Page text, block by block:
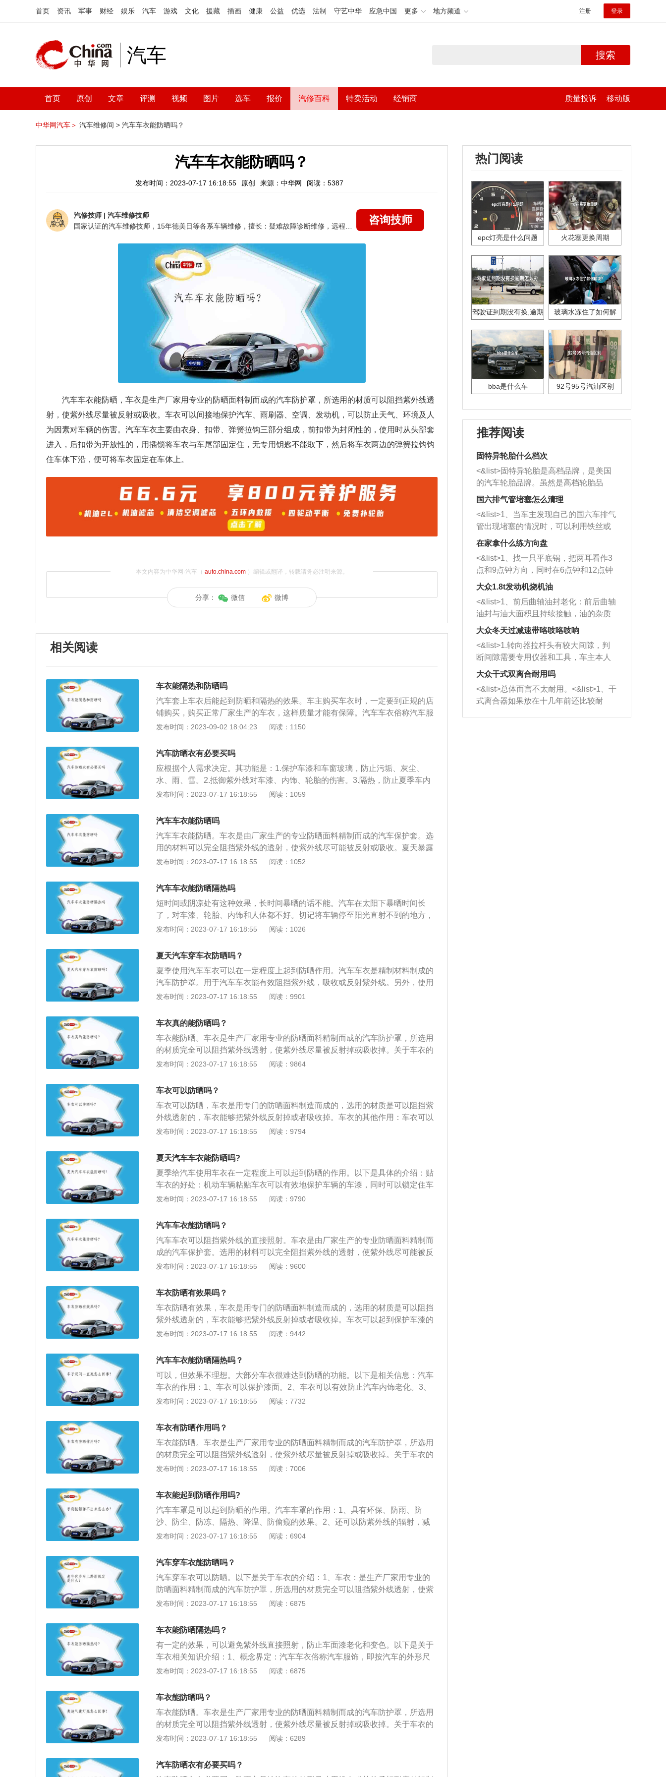
首页 资讯 军事 财经 娱乐 汽车 游戏 文化 援藏 插画 健康 公益 优选 法制 守艺中华 应急中国 更多 地方频道 注册 登录
汽车 搜索
首页 原创 文章 评测 视频 图片 选车 报价 汽修百科 特卖活动 经销商 质量投诉 移动版
中华网汽车＞ 汽车维修间 > 汽车车衣能防晒吗？
汽车车衣能防晒吗？
发布时间：2023-07-17 16:18:55 原创 来源：中华网 阅读：5387
汽修技师 | 汽车维修技师
咨询技师
汽车车衣能防晒，车衣是生产厂家用专业的防晒面料制而成的汽车防护罩，所选用的材质可以阻挡紫外线透
射，使紫外线尽量被反射或吸收。车衣可以间接地保护汽车、雨刷器、空调、发动机，可以防止天气、环境及人
为因素对车辆的伤害。汽车车衣主要由衣身、扣带、弹簧拉钩三部分组成，前扣带为封闭性的，使用时从头部套
进入，后扣带为开放性的，用插锁将车衣与车尾部固定住，无专用钥匙不能取下，然后将车衣两边的弹簧拉钩钩
住车体下沿，便可将车衣固定在车体上。
本文内容为中华网·汽车（ auto.china.com）编辑或翻译，转载请务必注明来源。
分享： 微信 微博
相关阅读
车衣能隔热和防晒吗
汽车套上车衣后能起到防晒和隔热的效果。车主购买车衣时，一定要到正规的店
铺购买，购买正常厂家生产的车衣，这样质量才能有保障。汽车车衣俗称汽车服
饰，即按汽车的外形尺寸用凡布或其它柔韧耐磨材料制作的外罩衣，汽车的防护
衣能够延长车漆使用寿命，使车漆光亮如新。车衣的优点：1、防脏。2、防灰。
3、防水、雨、雪。4、抵抗紫外线对车漆/内饰/轮胎等的损害。5、一定程度上隔
热，夏天防止车内温度过高。6、避免行人或是小孩用刮伤爱车。车衣的缺点：
车衣，使用起来麻烦，一脏了之后，用起来很不方便，覆盖与回收单人不易完
成；盖上车衣后整个汽车严严捂在里面，缺乏空气流动性，导致局部湿度加大。
发布时间：2023-09-02 18:04:23 阅读：1150
汽车防晒衣有必要买吗
应根据个人需求决定。其功能是：1.保护车漆和车窗玻璃，防止污垢、灰尘、
水、雨、雪。2.抵御紫外线对车漆、内饰、轮胎的伤害。3.隔热，防止夏季车内
温度过高。4.避免行人或儿童划伤油漆，延长油漆的使用寿命。防晒衣是根据汽
夏季汽车防晒的方法如下：1.停车防晒：停车时选择地下车库或阴凉通风处。2.
汽车打蜡防晒：含有紫外线反射剂的高分子结构漆面护理剂和含有特殊成分的固
化剂能起到抗紫外线的作用。3.使用遮阳产品防晒：使用遮阳伞、侧窗静态太阳
能贴、遮阳网，减少阳光直射。
发布时间：2023-07-17 16:18:55 阅读：1059
汽车车衣能防晒吗
汽车车衣能防晒。车衣是由厂家生产的专业防晒面料精制而成的汽车保护套。选
用的材料可以完全阻挡紫外线的透射，使紫外线尽可能被反射或吸收。夏天暴露
在阳光下对车漆有很大的损害。车衣可以帮助停放在户外的汽车抵御紫外线、阳
雨雪，抵抗紫外线对油漆等的损害。覆盖车衣需要时间。其实夏天也可以给车盖
衣服，但是要分时间，不要在太阳底下给车盖衣服，这样对车更不好。晚上一般
建议把车衣盖上，这样可以防尘。但是，不要在白天阳光好的时候盖车衣，这样
容易造成汽车发动机过热或者汽车快速升温。及时盖好车衣。车辆不能一直用衣
服盖着。覆盖车衣要分材质和功能。目前车衣的材质很多，不同材质的车衣有不
衣服，能更好的保护爱车。不能在有保温或透水性的夏季使用。同时要注意车衣
的材质，要防火、防水、耐腐蚀，这样才能更好的保护车子。盖车衣要根据车辆
的使用情况和天气情况综合判断。其实盖住车衣挺麻烦的。这辆车的尺寸比较
用车辆，不建议用衣服遮盖车辆，但如果长时间不使用车辆，可以用衣服遮盖。
发布时间：2023-07-17 16:18:55 阅读：1052
汽车车衣能防晒隔热吗
短时间或阴凉处有这种效果，长时间暴晒的话不能。汽车在太阳下暴晒时间长
了，对车漆、轮胎、内饰和人体都不好。切记将车辆停至阳光直射不到的地方，
否则由于车衣的遮盖，将会使汽车温度异常升高，从而对漆面甚至是内饰造成影
状态下套车套，毕竟车衣内部相对比较封闭，不透风不透水，这样容易造成发动
机因难以散热而损伤。夏天在阴凉处，盖上车衣，不仅能够起到一定的防晒和防
尘作用，而且还能避免一些像鸟粪和虫胶这种有害物质附在车漆上面，可以说是
非常管用的。但也有朋友觉得夏天罩车衣相当于把车捂住，这样骑车内部会更
闷。如果觉得车套不透气，可以选择使用带有支架的车衣，不仅能够避免布面和
发布时间：2023-07-17 16:18:55 阅读：1026
夏天汽车穿车衣防晒吗？
夏季使用汽车车衣可以在一定程度上起到防晒作用。汽车车衣是精制材料制成的
汽车防护罩。用于汽车车衣能有效阻挡紫外线，吸收或反射紫外线。另外，使用
汽车车衣还可以保护汽车的漆面。车衣能有效防止车内部件老化。夏季，车内温
对可接受的温度。如果你不使用汽车车衣，高温会损坏汽车零件或老化。汽车车
衣分为多种材料。不同材质的汽车服具有不同的功能。在夏季，应使用耐雨水和
水腐蚀的车衣，这样可以更好的保护车漆。
发布时间：2023-07-17 16:18:55 阅读：9901
车衣真的能防晒吗？
车衣能防晒。车衣是生产厂家用专业的防晒面料精制而成的汽车防护罩，所选用
的材质完全可以阻挡紫外线透射，使紫外线尽量被反射掉或吸收掉。关于车衣的
更多作用如下：1、车衣可以有效防止汽车内饰老化。在夏天，汽车室内温度可
较能够接受的温度。2、车衣可以因温度得到控制进而提升汽车零部件的使用寿
命。车衣可以保护车漆、保护雨刷器、保护空调、保护发动机等汽车配件。
发布时间：2023-07-17 16:18:55 阅读：9864
车衣可以防晒吗？
车衣可以防晒，车衣是用专门的防晒面料制造而成的，选用的材质是可以阻挡紫
外线透射的，车衣能够把紫外线反射掉或者吸收掉。车衣的其他作用：车衣可以
起到保护车漆的作用，还可以防止汽车内饰以及轮胎因紫外线的透射加速老化；
盗作用；可以阻燃、防止烟花或炮竹打到车身，对车身造成破坏。车衣的种类：
单涂层车衣：这种车衣防尘和防晒的效果很好，由于这种车衣银色的配色，所以
对于防紫外线具有很好的效果。这种车衣质量比较轻，为1kg，不过使用寿命略
短，为2年，而且这种车衣不防雨，不防刮。双涂阻燃材质车衣：双涂阻燃材质
车衣可以防晒，防尘，防雨，防刮以及阻燃。这种车衣的面料采用的是车衣热覆
成。所以这种车衣的使用寿命比较长，一般可以达到三年以上，整体车衣质量也
不算太重，为1.5kg。纳米材质车衣：由纳米阻燃材质打造的车衣，可以很好地起
到防尘，防晒，防雨，防刮以及阻燃的作用，效果出众。同时这套车衣的质量也
发布时间：2023-07-17 16:18:55 阅读：9794
夏天汽车车衣能防晒吗?
夏季给汽车使用车衣在一定程度上可以起到防晒的作用。以下是具体的介绍：贴
车衣的好处：机动车辆粘贴车衣可以有效地保护车辆的车漆，同时可以锁定住车
漆不受到阳光直射而出现掉色，同时还能够避免划痕的出现，在机动车辆出现小
要去洗车，漆面保护膜和车子漆面有合胶链的过程，在还完全胶链的情况下洗
车，会使接缝边角的包边处进水，再加上洗车一般是高压喷冲，这个在外力的作
用下，有可能造成车衣移位或翘边，甚至是完全被扯起。
发布时间：2023-07-17 16:18:55 阅读：9790
汽车车衣能防晒吗？
汽车车衣可以阻挡紫外线的直接照射。车衣是由厂家生产的专业防晒面料精制而
成的汽车保护套。选用的材料可以完全阻挡紫外线的透射，使紫外线尽可能被反
射或吸收。夏天暴晒对汽车漆面的损害很大。为了避免阳光照射，可以使用车
动物爪子等造成的伤害。防止污垢。防灰防水，防雨雪。抵御紫外线对油漆、室
内等的伤害。覆盖车衣需要时间。其实夏天也可以给车盖上车衣，但是要分时
间，不要在阳光下给车盖上衣服，这样对车来说就更不好了。一般建议晚上可以
盖上车衣，这样可以防尘。但是白天阳光好的时候不要盖车衣，容易造成汽车发
动机过热或者车内迅速升温。要分时间盖车衣。车辆不能一直盖着车衣。覆盖车
汽车的防护更加专业和具体。其次在夏天，应该为汽车选择防雨防晒的衣服，这
样可以更好地保护汽车。有保温或透水性的夏天不能用。同时要注意车衣的材
质，要防火、防水、耐腐蚀，这样才能更好的保护汽车。覆盖车衣要根据车辆的
大。一般一个人很难完成覆盖车衣的过程，需要两三个人一起完成。如果车辆每
万一下大雨，可以用衣服盖住车辆。如果是正常天气，没必要给车盖上衣服。
发布时间：2023-07-17 16:18:55 阅读：9600
车衣防晒有效果吗？
车衣防晒有效果，车衣是用专门的防晒面料制造而成的，选用的材质是可以阻挡
紫外线透射的，车衣能够把紫外线反射掉或者吸收掉。车衣可以起到保护车漆的
作用，还可以防止汽车内饰因紫外线的透射加速老化。车衣还有防酸雨、防尘的
和内饰以及轮胎的侵害，停在路边能够冰面行车，还具有防盗作用；可以阻燃、
防止烟花或炮竹打到车身，对车身造成破坏。
发布时间：2023-07-17 16:18:55 阅读：9442
汽车车衣能防晒隔热吗？
可以，但效果不理想。大部分车衣很难达到防晒的功能。以下是相关信息：汽车
车衣的作用：1、车衣可以保护漆面。2、车衣可以有效防止汽车内饰老化。3、
车衣可以因温度得到控制进而保护汽车零部件的使用寿命。扩展资料：夏季阳光
停放的汽车抵挡紫外线辐射、太阳直射、酸雨、鸟粪、风沙、动物利爪的损害。
防脏，防灰，防水，雨，雪。抵抗紫外线对车漆内饰等的损害。
发布时间：2023-07-17 16:18:55 阅读：7732
车衣有防晒作用吗？
车衣能防晒。车衣是生产厂家用专业的防晒面料精制而成的汽车防护罩，所选用
的材质完全可以阻挡紫外线透射，使紫外线尽量被反射掉或吸收掉。关于车衣的
更多作用如下：1、车衣可以有效防止汽车内饰老化：在夏天，汽车室内温度可
较能够接受的温度。2、提升汽车零部件的使用寿命：车衣可以因温度得到控制
进而提升汽车零部件的使用寿命。车衣可以保护车漆、保护雨刷器、保护空调、
保护发动机等汽车配件。
发布时间：2023-07-17 16:18:55 阅读：7006
车衣能起到防晒作用吗?
汽车车罩是可以起到防晒的作用。汽车车罩的作用：1、具有环保、防雨、防
沙、防尘、防冻、隔热、降温、防偷窥的效果。2、还可以防紫外线的辐射，减
少车内有害物质的蒸发。3、还能防止车内皮革、仪表等出现老化的现象，延长
比较麻烦。2、不过可以用车内那种表面用铝膜，隔热效果会更好。3、汽车车罩
可以防晒，还可以防止雨水腐蚀。
发布时间：2023-07-17 16:18:55 阅读：6904
汽车穿车衣能防晒吗？
汽车穿车衣可以防晒。以下是关于车衣的介绍：1、车衣：是生产厂家用专业的
防晒面料精制而成的汽车防护罩，所选用的材质完全可以阻挡紫外线透射，使紫
外线尽量被反射掉或吸收掉。2、车衣的主要作用是：给车辆防灰尘、防暴晒、
气不好的情况，比如暴雨和风沙天气，把车衣给车辆盖上，能有效防止恶劣天气
对车漆的腐蚀。3、车衣可以：有效防止汽车内饰老化。注意：在盖车衣的时
候，最好等车辆完全冷却的时候，再进行操作。
发布时间：2023-07-17 16:18:55 阅读：6875
车衣能防晒隔热吗？
有一定的效果，可以避免紫外线直接照射，防止车面漆老化和变色。以下是关于
车衣相关知识介绍：1、概念界定：汽车车衣俗称汽车服饰，即按汽车的外形尺
寸用帆布或其它柔韧耐磨材料制作的外罩衣，汽车的防护用品。2、作用：防
防止车内温度过高，避免行人或是小孩用刮伤爱车，优质的车衣有防酸防燃的功
发布时间：2023-07-17 16:18:55 阅读：6875
车衣能防晒吗？
车衣能防晒。车衣是生产厂家用专业的防晒面料精制而成的汽车防护罩，所选用
的材质完全可以阻挡紫外线透射，使紫外线尽量被反射掉或吸收掉。关于车衣的
更多作用如下：1、车衣可以有效防止汽车内饰老化。在夏天，汽车室内温度可
较能够接受的温度。2、车衣可以因温度得到控制进而提升汽车零部件的使用寿
命。车衣可以保护车漆、保护雨刷器、保护空调、保护发动机等汽车配件。
发布时间：2023-07-17 16:18:55 阅读：6289
汽车防晒衣有必要买吗？
热门阅读
epc灯亮是什么问题 火花塞更换周期
驾驶证到期没有换,逾期
玻璃水冻住了如何解
bba是什么车 92号95号汽油区别
推荐阅读
固特异轮胎什么档次
<&list>固特异轮胎是高档品牌，是美国
的汽车轮胎品牌。虽然是高档轮胎品
牌，但是中高低端的轮胎都有生产，这
也是为了更好的开拓市场。
国六排气管堵塞怎么清理
<&list>1、当车主发现自己的国六车排气
管出现堵塞的情况时，可以利用铁丝或
者是细棍，直接将杂物给取出来，如果
堵塞情况比较严重，也可以采取应急措
施。 <&list>2、直接利用木棍将所有的
杂物推到排气管里面的位置处，然后将
三元催化器拆解开，就可以将堵塞的东
西取出来。但如果是因为积碳过多引起
的堵塞，就需要将三元催化器泡在草酸
洗剂对堵塞的情况得到解决，将清洗剂
放在燃油箱中，与燃油混合后，车辆启
动时，就可以和汽油一起进入到燃烧
室，最后形成废气排出，就可以让三元
催化器得到清洗，排气管堵塞的情况就
能够得到解决。
在家拿什么练方向盘
<&list>1、找一只平底锅，把两耳看作3
点和9点钟方向，同时在6点钟和12点钟
方向做一个标记。 <&list>2、双手握住
一圈半的练习，往右同样也要打相同的
圈数。 <&list>3、最后强调要反复练
习，这样就可以形成肌肉记忆，在真实
驾驶车辆时，不需要记忆也能打好方
向。
大众1.8t发动机烧机油
<&list>1、前后曲轴油封老化：前后曲轴
油封与油大面积且持续接触，油的杂质
和发动机内持续温度变化使其密封效果
逐渐减弱，导致渗油或漏油。<&list>2、
活塞间隙过大：积碳会使活塞环与缸体
的间隙扩大，导致机油流入燃烧室中，
造成烧机油。<&list>3、机油粘度。使用
机油粘度过小的话，同样会有烧机油现
象，机油粘度过小具有很好的流动性，
大众冬天过减速带咯吱咯吱响
<&list>1.转向器拉杆头有较大间隙，判
断间隙需要专用仪器和工具，车主本人
无法制作，需要将车辆送到修理厂或4s
店；<&list>2.车辆半轴套管防尘罩破
裂，破裂后会出现漏油现象，使半轴磨
损严重，磨损的半轴容易损坏，产生异
响；<&list>3.稳定器的转向胶套和球头
大众干式双离合耐用吗
<&list>总体而言不太耐用。<&list>1、干
式离合器如果放在十几年前还比较耐